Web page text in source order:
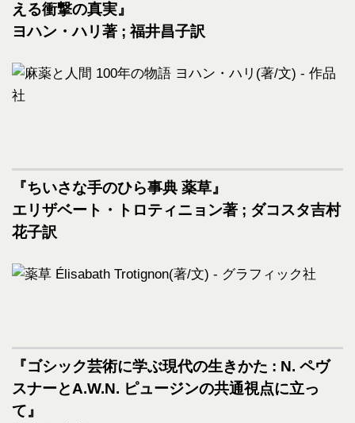
える衝撃の真実』
ヨハン・ハリ著 ; 福井昌子訳
『ちいさな手のひら事典 薬草』
エリザベート・トロティニョン著 ; ダコスタ吉村
花子訳
『ゴシック芸術に学ぶ現代の生きかた : N. ペヴ
スナーとA.W.N. ピュージンの共通視点に立っ
て』